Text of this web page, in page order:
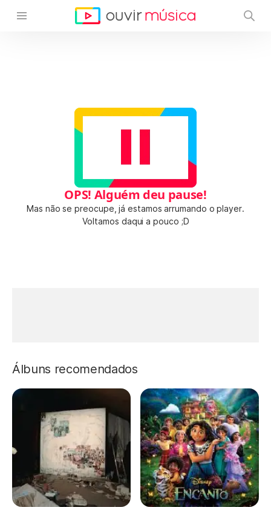
OPS! Alguém deu pause!
Mas não se preocupe, já estamos arrumando o player.
Voltamos daqui a pouco ;D
Álbuns recomendados